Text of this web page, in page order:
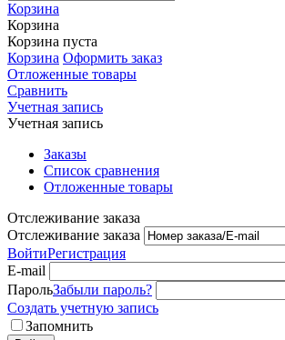
Корзина
Корзина
Корзина пуста
Корзина Оформить заказ
Отложенные товары
Сравнить
Учетная запись
Учетная запись
Заказы
Список сравнения
Отложенные товары
Отслеживание заказа
Отслеживание заказа
ВойтиРегистрация
E-mail
ПарольЗабыли пароль?
Создать учетную запись
Запомнить